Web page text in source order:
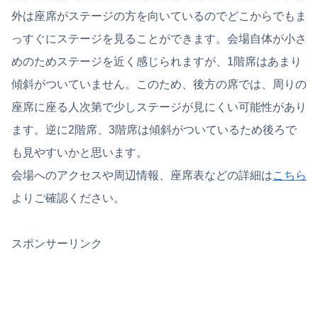
外は座席がステージの方を向いているのでどこからでもま
っすぐにステージを見ることができます。会場自体が小さ
めのためステージを近く感じられますが、1階席はあまり
傾斜がついていません。このため、後方の席では、周りの
座席に座る人次第で少しステージが見にくい可能性があり
ます。逆に2階席、3階席は傾斜がついているため後ろで
も見やすいかと思います。
会場へのアクセスや周辺情報、座席表などの詳細はこちら
よりご確認ください。
スポンサーリンク